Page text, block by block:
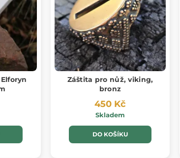
Záštita pro nůž, viking,
bronz
450 Kč
Skladem
DO KOŠÍKU